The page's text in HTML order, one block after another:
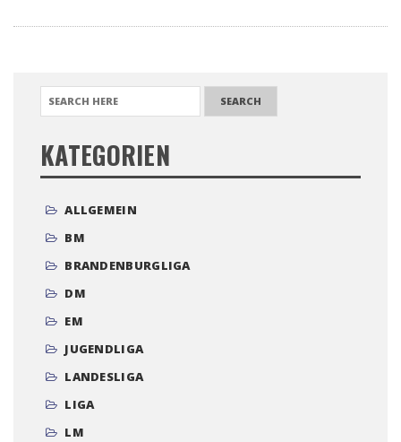
KATEGORIEN
ALLGEMEIN
BM
BRANDENBURGLIGA
DM
EM
JUGENDLIGA
LANDESLIGA
LIGA
LM